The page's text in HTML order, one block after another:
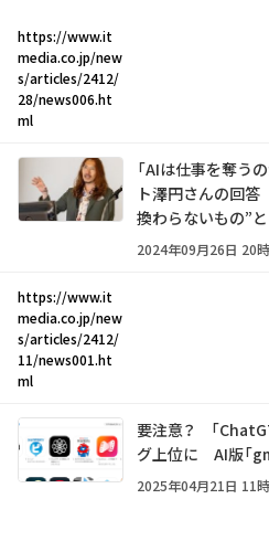
https://www.it
media.co.jp/new
s/articles/2412/
28/news006.ht
ml
「AIは仕事を奪う
ト澤円さんの回
換わらないもの”
2024年09月26日 20
https://www.it
media.co.jp/new
s/articles/2412/
11/news001.ht
ml
要注意？ 「
グ上位に AI版「
2025年04月21日 11